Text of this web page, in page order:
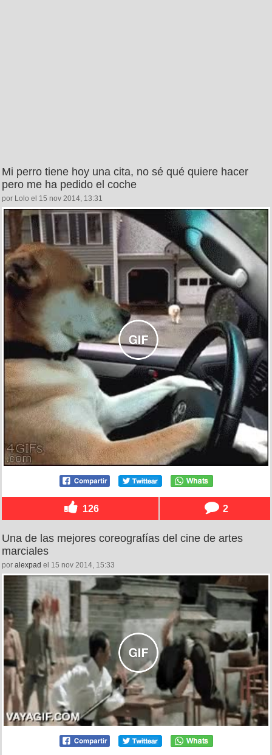
Mi perro tiene hoy una cita, no sé qué quiere hacer
pero me ha pedido el coche
por Lolo el 15 nov 2014, 13:31
126 2
Una de las mejores coreografías del cine de artes
marciales
por alexpad el 15 nov 2014, 15:33